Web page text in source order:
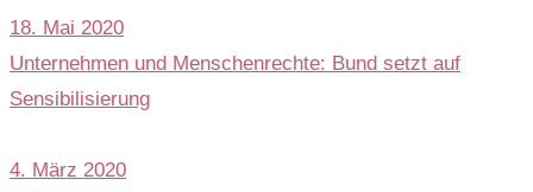
18. Mai 2020
Unternehmen und Menschenrechte: Bund setzt auf
Sensibilisierung
4. März 2020